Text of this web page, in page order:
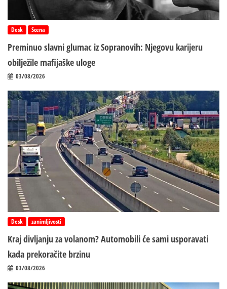
Desk Scena
Preminuo slavni glumac iz Sopranovih: Njegovu karijeru
obilježile mafijaške uloge
03/08/2026
Desk zanimljivosti
Kraj divljanju za volanom? Automobili će sami usporavati
kada prekoračite brzinu
03/08/2026